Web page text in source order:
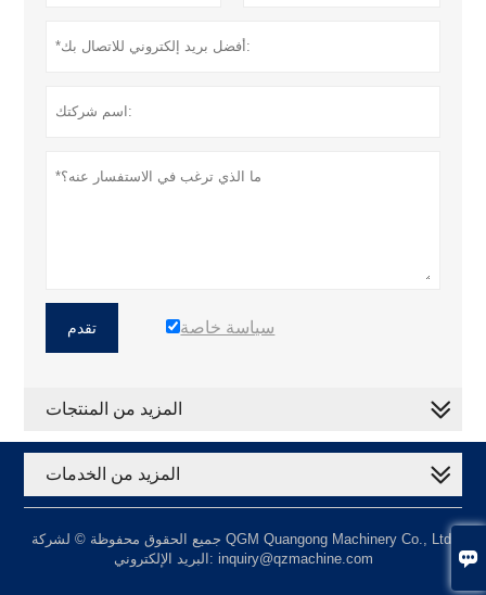

تقدم سياسة خاصة
المزيد من المنتجات
المزيد من الخدمات
جميع الحقوق محفوظة © لشركة QGM Quangong Machinery Co., Ltd.
البريد الإلكتروني: inquiry@qzmachine.com